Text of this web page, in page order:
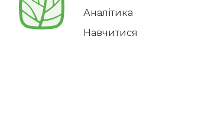
Аналітика
Навчитися